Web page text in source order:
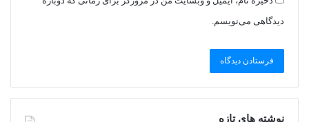
دیدگاهی می‌نویسم.
نوشته های تازه